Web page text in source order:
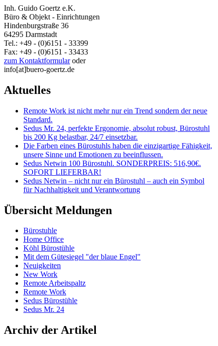
Inh. Guido Goertz e.K.
Büro & Objekt - Einrichtungen
Hindenburgstraße 36
64295 Darmstadt
Tel.: +49 - (0)6151 - 33399
Fax: +49 - (0)6151 - 33433
zum Kontaktformularoder
info[at]buero-goertz.de
Aktuelles
Remote Work ist nicht mehr nur ein Trend sondern der neue
Standard.
Sedus Mr. 24, perfekte Ergonomie, absolut robust, Bürostuhl
bis 200 Kg belastbar, 24/7 einsetzbar.
Die Farben eines Bürostuhls haben die einzigartige Fähigkeit,
unsere Sinne und Emotionen zu beeinflussen.
Sedus Netwin 100 Bürostuhl. SONDERPREIS: 516,90€.
SOFORT LIEFERBAR!
Sedus Netwin – nicht nur ein Bürostuhl – auch ein Symbol
für Nachhaltigkeit und Verantwortung
Übersicht Meldungen
Bürostuhle
Home Office
Köhl Bürostühle
Mit dem Gütesiegel "der blaue Engel"
Neuigkeiten
New Work
Remote Arbeitspaltz
Remote Work
Sedus Bürostühle
Sedus Mr. 24
Archiv der Artikel